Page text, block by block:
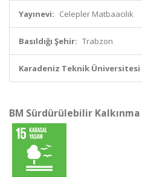
Yayınevi: Celepler Matbaacılık
Basıldığı Şehir: Trabzon
Karadeniz Teknik Üniversitesi
BM Sürdürülebilir Kalkınma